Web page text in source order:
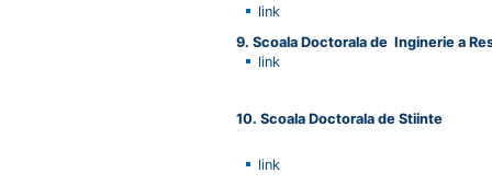
link
9. Scoala Doctorala de Inginerie a
link
10. Scoala Doctorala de Stiinte
link